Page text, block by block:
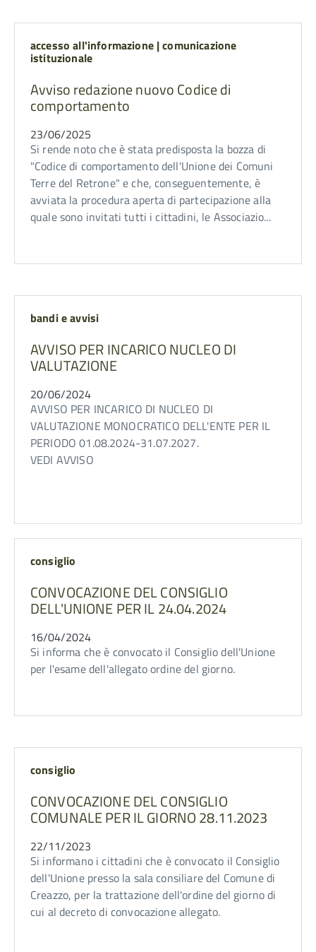
accesso all'informazione | comunicazione
istituzionale
Avviso redazione nuovo Codice di
comportamento
23/06/2025
Si rende noto che è stata predisposta la bozza di
"Codice di comportamento dell'Unione dei Comuni
Terre del Retrone" e che, conseguentemente, è
avviata la procedura aperta di partecipazione alla
quale sono invitati tutti i cittadini, le Associazio...
bandi e avvisi
AVVISO PER INCARICO NUCLEO DI
VALUTAZIONE
20/06/2024
AVVISO PER INCARICO DI NUCLEO DI
VALUTAZIONE MONOCRATICO DELL'ENTE PER IL
PERIODO 01.08.2024-31.07.2027.
VEDI AVVISO
consiglio
CONVOCAZIONE DEL CONSIGLIO
DELL'UNIONE PER IL 24.04.2024
16/04/2024
Si informa che è convocato il Consiglio dell'Unione
per l'esame dell'allegato ordine del giorno.
consiglio
CONVOCAZIONE DEL CONSIGLIO
COMUNALE PER IL GIORNO 28.11.2023
22/11/2023
Si informano i cittadini che è convocato il Consiglio
dell'Unione presso la sala consiliare del Comune di
Creazzo, per la trattazione dell'ordine del giorno di
cui al decreto di convocazione allegato.